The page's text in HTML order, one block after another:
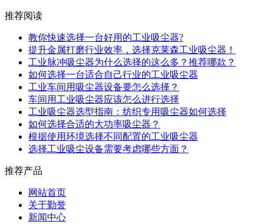
推荐阅读
教你快速选择一台好用的工业吸尘器?
提升金属打磨行业效率，选择克莱森工业吸尘器！
工业脉冲吸尘器为什么选择的这么多？推荐哪款？
如何选择一台适合自己行业的工业吸尘器
工业车间用吸尘器设备要怎么选择？
车间用工业吸尘器应该怎么进行选择
工业吸尘器选型指南：纺织专用吸尘器如何选择
如何选择合适的大功率吸尘器？
根据使用环境选择不同配置的工业吸尘器
选择工业吸尘设备需要考虑哪些方面？
推荐产品
网站首页
关于勤誉
新闻中心